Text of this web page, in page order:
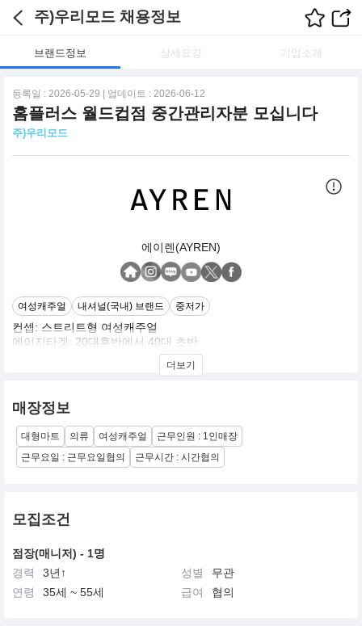
주)우리모드 채용정보
브랜드정보 상세요강 기업소개
등록일 : 2026-05-29 | 업데이트 : 2026-06-12
홈플러스 월드컵점 중간관리자분 모십니다
주)우리모드
에이렌(AYREN)
여성캐주얼 내셔널(국내) 브랜드 중저가
컨셉: 스트리트형 여성캐주얼
에이지타겟: 20대후반에서 40대 초반.
더보기
매장정보
대형마트 의류 여성캐주얼
근무인원 : 1인매장
근무요일 : 근무요일협의
근무시간 : 시간협의
모집조건
점장(매니저) - 1명
경력
3년↑ 성별
무관
연령
35세 ~ 55세 급여 협의